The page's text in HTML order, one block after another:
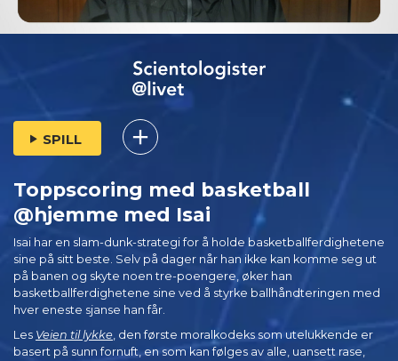
SPILL
Toppscoring med basketball
@hjemme med Isai
Isai har en slam-dunk-strategi for å holde basketballferdighetene
sine på sitt beste. Selv på dager når han ikke kan komme seg ut
på banen og skyte noen tre-poengere, øker han
basketballferdighetene sine ved å styrke ballhåndteringen med
hver eneste sjanse han får.
Les Veien til lykke, den første moralkodeks som utelukkende er
basert på sunn fornuft, en som kan følges av alle, uansett rase,